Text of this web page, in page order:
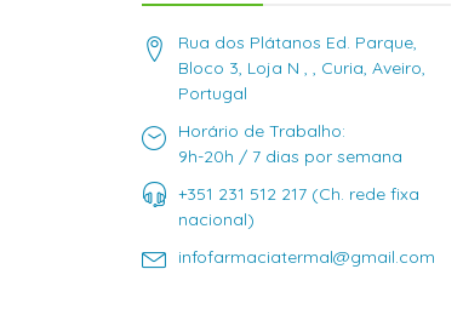
Rua dos Plátanos Ed. Parque,
Bloco 3, Loja N , , Curia, Aveiro,
Portugal
Horário de Trabalho:
9h-20h / 7 dias por semana
+351 231 512 217 (Ch. rede fixa
nacional)
infofarmaciatermal@gmail.com